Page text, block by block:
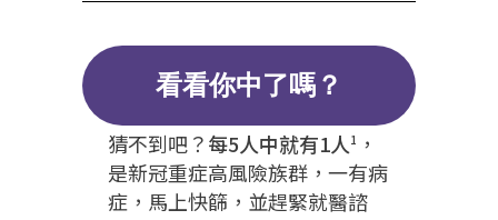
看看你中了嗎？
猜不到吧？每5人中就有1人 1 ，
是新冠重症高風險族群，一有病
症，馬上快篩，並趕緊就醫諮